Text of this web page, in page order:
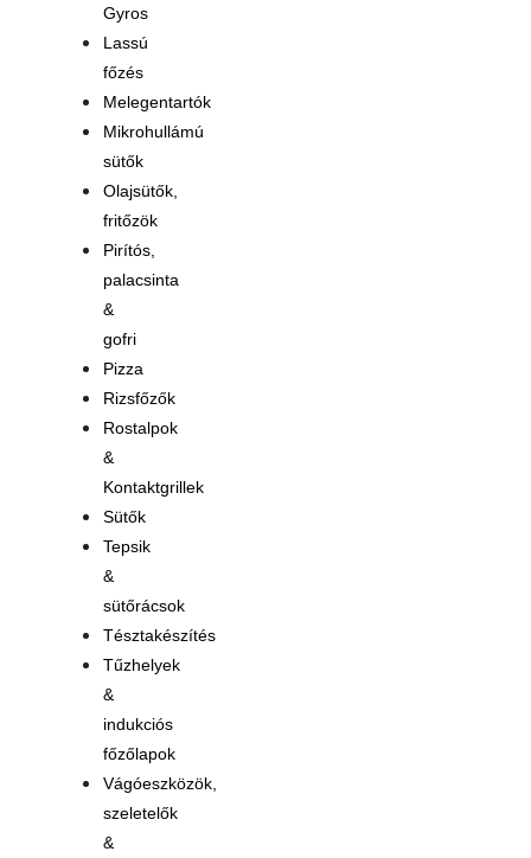
Gyros
Lassú
főzés
Melegentartók
Mikrohullámú
sütők
Olajsütők,
fritőzök
Pirítós,
palacsinta
&
gofri
Pizza
Rizsfőzők
Rostalpok
&
Kontaktgrillek
Sütők
Tepsik
&
sütőrácsok
Tésztakészítés
Tűzhelyek
&
indukciós
főzőlapok
Vágóeszközök,
szeletelők
&